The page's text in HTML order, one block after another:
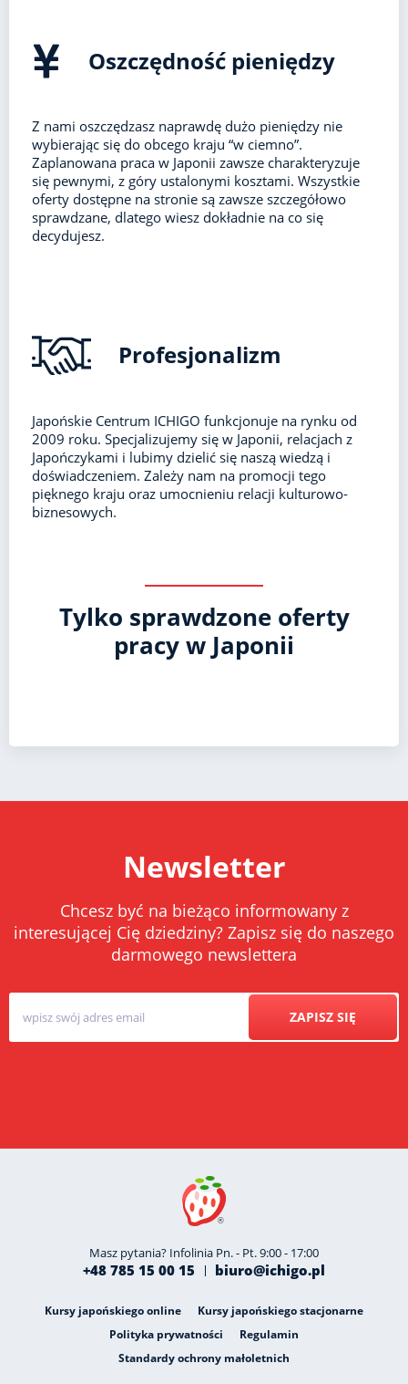
Oszczędność pieniędzy
Z nami oszczędzasz naprawdę dużo pieniędzy nie
wybierając się do obcego kraju “w ciemno”.
Zaplanowana praca w Japonii zawsze charakteryzuje
się pewnymi, z góry ustalonymi kosztami. Wszystkie
oferty dostępne na stronie są zawsze szczegółowo
sprawdzane, dlatego wiesz dokładnie na co się
decydujesz.
Profesjonalizm
Japońskie Centrum ICHIGO funkcjonuje na rynku od
2009 roku. Specjalizujemy się w Japonii, relacjach z
Japończykami i lubimy dzielić się naszą wiedzą i
doświadczeniem. Zależy nam na promocji tego
pięknego kraju oraz umocnieniu relacji kulturowo-
biznesowych.
Tylko sprawdzone oferty
pracy w Japonii
Newsletter
Chcesz być na bieżąco informowany z
interesującej Cię dziedziny? Zapisz się do naszego
darmowego newslettera
ZAPISZ SIĘ
Masz pytania? Infolinia Pn. - Pt. 9:00 - 17:00
+48 785 15 00 15 biuro@ichigo.pl
Kursy japońskiego online
Kursy japońskiego stacjonarne
Polityka prywatności
Regulamin
Standardy ochrony małoletnich